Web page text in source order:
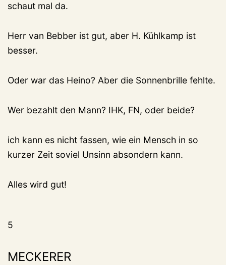
schaut mal da.
Herr van Bebber ist gut, aber H. Kühlkamp ist
besser.
Oder war das Heino? Aber die Sonnenbrille fehlte.
Wer bezahlt den Mann? IHK, FN, oder beide?
ich kann es nicht fassen, wie ein Mensch in so
kurzer Zeit soviel Unsinn absondern kann.
Alles wird gut!
5
MECKERER